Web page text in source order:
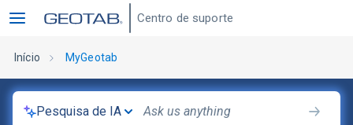
Centro de suporte
Início MyGeotab
Pesquisa de IA